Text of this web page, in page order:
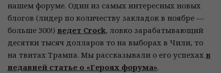
нашем форуме. Один из самых интересных новых
блогов (лидер по количеству закладок в ноябре —
больше 300!) ведет Crock, ловко зарабатывающий
десятки тысяч долларов то на выборах в Чили, то
на твитах Трампа. Мы рассказывали о его успехах в
недавней статье о «Героях форума».